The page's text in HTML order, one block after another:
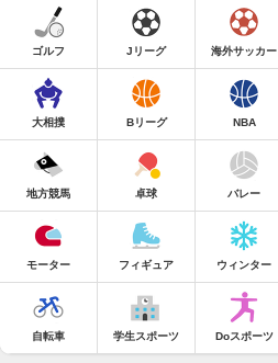
ゴルフ Jリーグ 海外サッカー
大相撲 Bリーグ NBA
地方競馬 卓球 バレー
モーター フィギュア ウィンター
自転車 学生スポーツ Doスポーツ